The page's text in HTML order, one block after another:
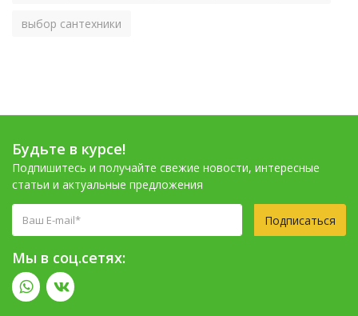
выбор сантехники
Будьте в курсе!
Подпишитесь и получайте свежие новости, интересные
статьи и актуальные предложения
Подписаться
Мы в соц.сетях: